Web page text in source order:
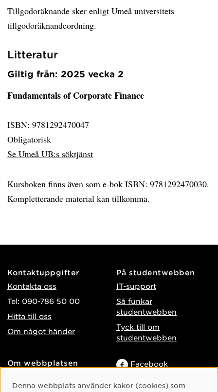
Tillgodoräknande sker enligt Umeå universitets
tillgodoräknandeordning.
Litteratur
Giltig från: 2025 vecka 2
Fundamentals of Corporate Finance
ISBN: 9781292470047
Obligatorisk
Se Umeå UB:s söktjänst
Kursboken finns även som e-bok ISBN: 9781292470030.
Kompletterande material kan tillkomma.
Kontaktuppgifter
Kontakta oss
Tel: 090-786 50 00
Hitta till oss
Om något händer
På studentwebben
IT-support
Så funkar
studentwebben
Tyck till om
studentwebben
Om webbplatsen
Facebook
Cookie-samtycke
Denna webbplats använder kakor (cookies) som